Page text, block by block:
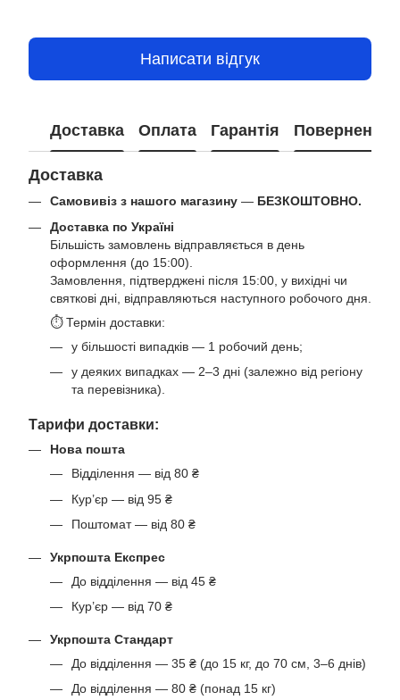
Написати відгук
Доставка Оплата Гарантія Повернення
Доставка
Самовивіз з нашого магазину — БЕЗКОШТОВНО.
Доставка по Україні
Більшість замовлень відправляється в день
оформлення (до 15:00).
Замовлення, підтверджені після 15:00, у вихідні чи
святкові дні, відправляються наступного робочого дня.
⏱ Термін доставки:
у більшості випадків — 1 робочий день;
у деяких випадках — 2–3 дні (залежно від регіону
та перевізника).
Тарифи доставки:
Нова пошта
Відділення — від 80 ₴
Кур’єр — від 95 ₴
Поштомат — від 80 ₴
Укрпошта Експрес
До відділення — від 45 ₴
Кур’єр — від 70 ₴
Укрпошта Стандарт
До відділення — 35 ₴ (до 15 кг, до 70 см, 3–6 днів)
До відділення — 80 ₴ (понад 15 кг)